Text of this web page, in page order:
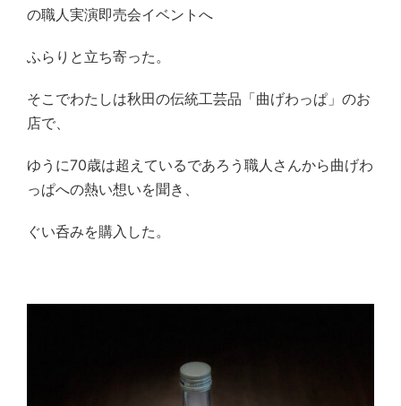
の職人実演即売会イベントへ
ふらりと立ち寄った。
そこでわたしは秋田の伝統工芸品「曲げわっぱ」のお
店で、
ゆうに70歳は超えているであろう職人さんから曲げわ
っぱへの熱い想いを聞き、
ぐい呑みを購入した。